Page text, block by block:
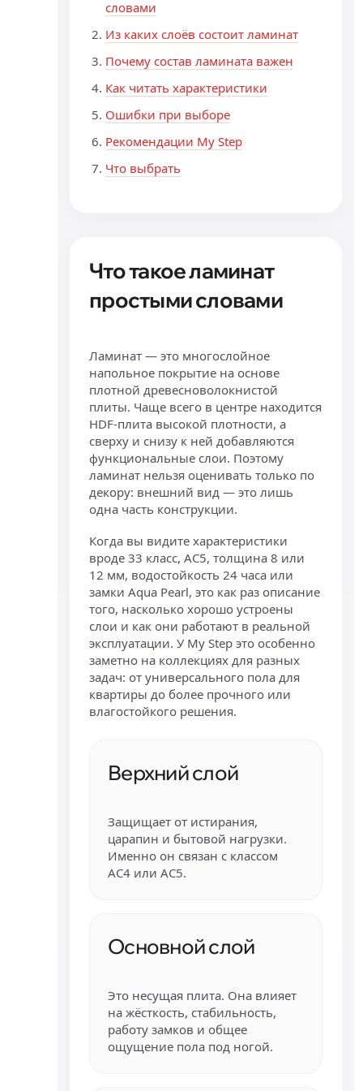
словами
Из каких слоёв состоит ламинат
Почему состав ламината важен
Как читать характеристики
Ошибки при выборе
Рекомендации My Step
Что выбрать
Что такое ламинат
простыми словами
Ламинат — это многослойное
напольное покрытие на основе
плотной древесноволокнистой
плиты. Чаще всего в центре находится
HDF-плита высокой плотности, а
сверху и снизу к ней добавляются
функциональные слои. Поэтому
ламинат нельзя оценивать только по
декору: внешний вид — это лишь
одна часть конструкции.
Когда вы видите характеристики
вроде 33 класс, AC5, толщина 8 или
12 мм, водостойкость 24 часа или
замки Aqua Pearl, это как раз описание
того, насколько хорошо устроены
слои и как они работают в реальной
эксплуатации. У My Step это особенно
заметно на коллекциях для разных
задач: от универсального пола для
квартиры до более прочного или
влагостойкого решения.
Верхний слой
Защищает от истирания,
царапин и бытовой нагрузки.
Именно он связан с классом
AC4 или AC5.
Основной слой
Это несущая плита. Она влияет
на жёсткость, стабильность,
работу замков и общее
ощущение пола под ногой.